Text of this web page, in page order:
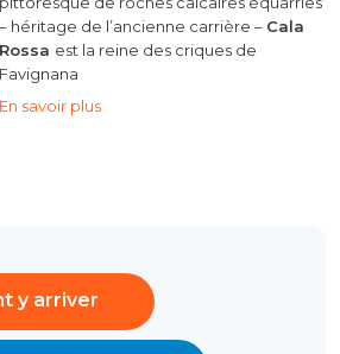
y arriver
– héritage de l’ancienne carrière – Cala
Rossa est la reine des criques de
Favignana
En savoir plus